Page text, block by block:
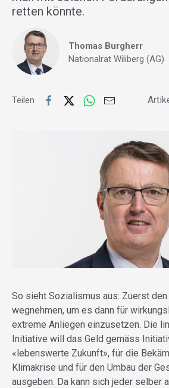
retten könnte.
Thomas Burgherr
Nationalrat Wiliberg (AG)
Teilen
So sieht Sozialismus aus: Zuerst den
wegnehmen, um es dann für
extreme Anliegen einzusetzen. Die
Initiative will das Geld gemäss
«lebenswerte Zukunft», für die
Klimakrise und für den Umbau der
ausgeben. Da kann sich jeder selber